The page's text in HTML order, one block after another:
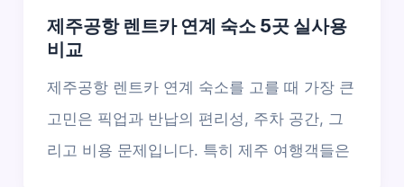
제주공항 렌트카 연계 숙소 5곳 실사용
비교
제주공항 렌트카 연계 숙소를 고를 때 가장 큰
고민은 픽업과 반납의 편리성, 주차 공간, 그
리고 비용 문제입니다. 특히 제주 여행객들은